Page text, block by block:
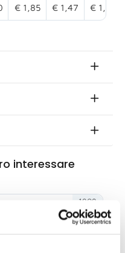
€ 1,85 € 1,47
€ 1,24
interessare
1908